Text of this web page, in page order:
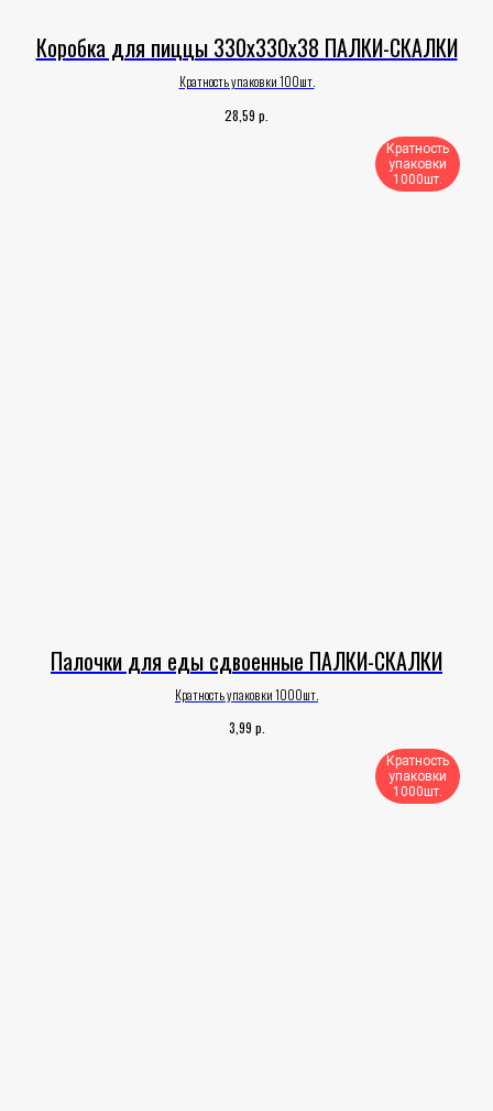
Коробка для пиццы 330х330х38 ПАЛКИ-СКАЛКИ
Кратность упаковки 100шт.
28,59 р.
Кратность
упаковки
1000шт.​
Палочки для еды сдвоенные ПАЛКИ-СКАЛКИ
Кратность упаковки 1000шт.
3,99 р.
Кратность
упаковки
1000шт.​